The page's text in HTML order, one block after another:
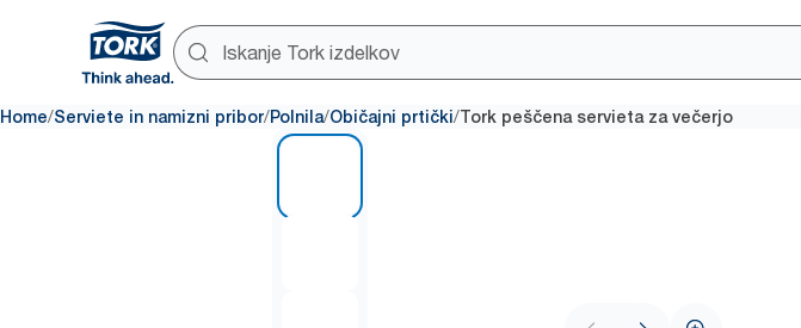
Home/Serviete in namizni pribor/Polnila/Običajni prtički/Tork peščena servieta za večerjo